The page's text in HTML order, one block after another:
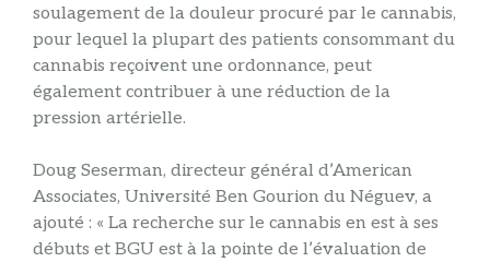
soulagement de la douleur procuré par le cannabis,
pour lequel la plupart des patients consommant du
cannabis reçoivent une ordonnance, peut
également contribuer à une réduction de la
pression artérielle.
Doug Seserman, directeur général d’American
Associates, Université Ben Gourion du Néguev, a
ajouté : « La recherche sur le cannabis en est à ses
débuts et BGU est à la pointe de l’évaluation de